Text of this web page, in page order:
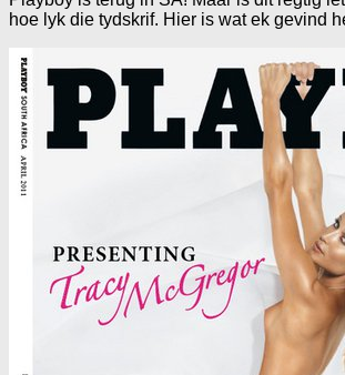
hoe lyk die tydskrif. Hier is wat ek gevind